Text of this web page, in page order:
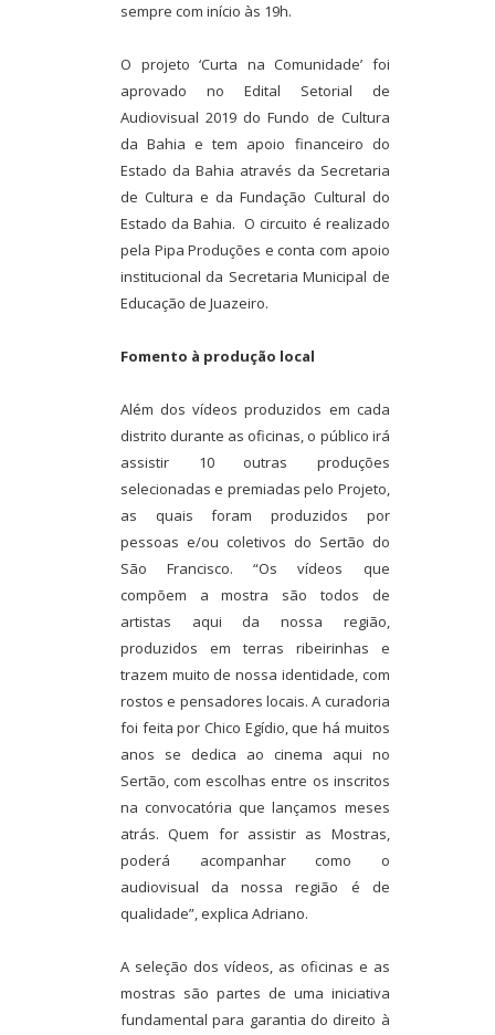
sempre com início às 19h.
O projeto ‘Curta na Comunidade’ foi
aprovado no Edital Setorial de
Audiovisual 2019 do Fundo de Cultura
da Bahia e tem apoio financeiro do
Estado da Bahia através da Secretaria
de Cultura e da Fundação Cultural do
Estado da Bahia. O circuito é realizado
pela Pipa Produções e conta com apoio
institucional da Secretaria Municipal de
Educação de Juazeiro.
Fomento à produção local
Além dos vídeos produzidos em cada
distrito durante as oficinas, o público irá
assistir 10 outras produções
selecionadas e premiadas pelo Projeto,
as quais foram produzidos por
pessoas e/ou coletivos do Sertão do
São Francisco. “Os vídeos que
compõem a mostra são todos de
artistas aqui da nossa região,
produzidos em terras ribeirinhas e
trazem muito de nossa identidade, com
rostos e pensadores locais. A curadoria
foi feita por Chico Egídio, que há muitos
anos se dedica ao cinema aqui no
Sertão, com escolhas entre os inscritos
na convocatória que lançamos meses
atrás. Quem for assistir as Mostras,
poderá acompanhar como o
audiovisual da nossa região é de
qualidade”, explica Adriano.
A seleção dos vídeos, as oficinas e as
mostras são partes de uma iniciativa
fundamental para garantia do direito à